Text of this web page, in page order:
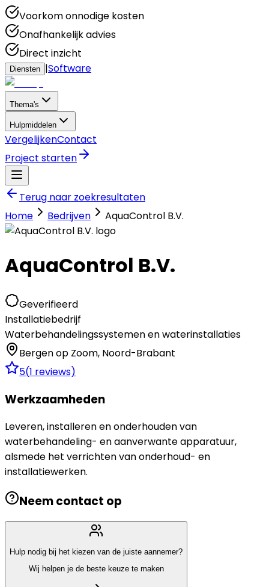
Voorkom onnodige kosten
Onafhankelijk advies
Direct inzicht
Diensten |Software
Thema's
Hulpmiddelen
VergelijkenContact
Project starten
Terug naar zoekresultaten
Home
Bedrijven AquaControl B.V.
AquaControl B.V.
Geverifieerd
Installatiebedrijf
Waterbehandelingssystemen en waterinstallaties
Bergen op Zoom, Noord-Brabant
5(1 reviews)
Werkzaamheden
Leveren, installeren en onderhouden van
waterbehandeling- en aanverwante apparatuur,
alsmede het verrichten van onderhoud- en
installatiewerken.
Neem contact op
Hulp nodig bij het kiezen van de juiste aannemer?
Wij helpen je de beste keuze te maken